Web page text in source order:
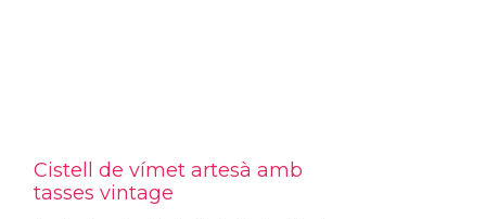
Cistell de vímet artesà amb
tasses vintage